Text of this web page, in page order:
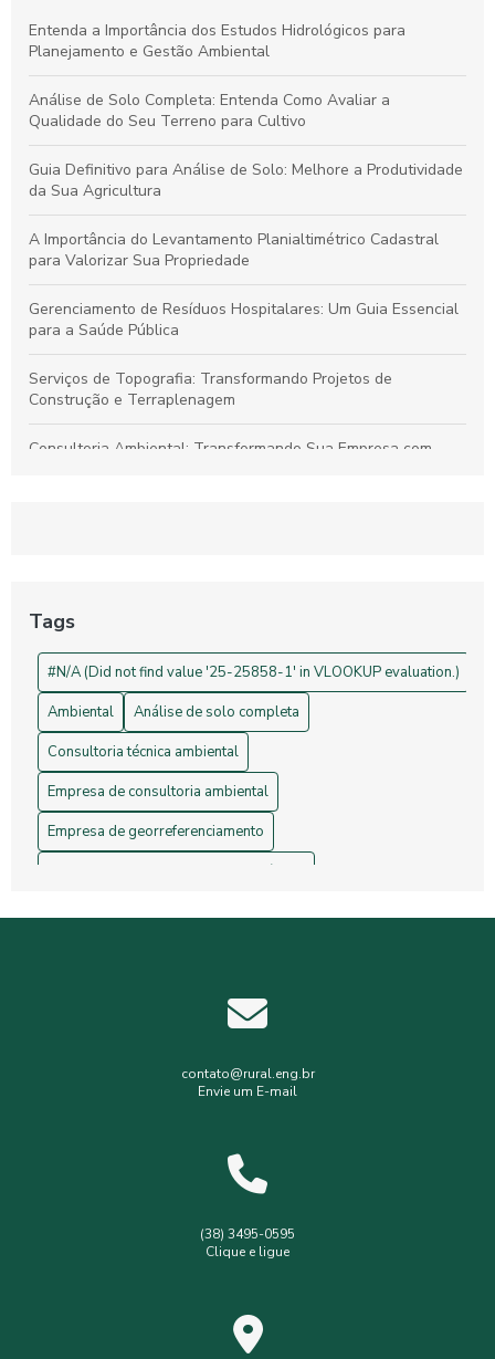
Entenda a Importância dos Estudos Hidrológicos para
Planejamento e Gestão Ambiental
Análise de Solo Completa: Entenda Como Avaliar a
Qualidade do Seu Terreno para Cultivo
Guia Definitivo para Análise de Solo: Melhore a Produtividade
da Sua Agricultura
A Importância do Levantamento Planialtimétrico Cadastral
para Valorizar Sua Propriedade
Gerenciamento de Resíduos Hospitalares: Um Guia Essencial
para a Saúde Pública
Serviços de Topografia: Transformando Projetos de
Construção e Terraplenagem
Consultoria Ambiental: Transformando Sua Empresa com
Construção Civil
Drones na Topografia: Revolucionando Medições e Mapas
Tags
#N/A (Did not find value '25-25858-1' in VLOOKUP evaluation.)
Ambiental
Análise de solo completa
Consultoria técnica ambiental
Empresa de consultoria ambiental
Empresa de georreferenciamento
Gerenciamento de resíduos hospitalares
Gerenciamento de resíduos sólidos
Levantamento planialtimétrico cadastral
Levantamento topográfico com drone
analise de solo interpretação
contato@rural.eng.br
Envie um E-mail
(38) 3495-0595
Clique e ligue